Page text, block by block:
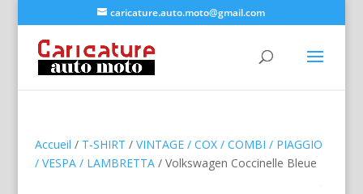
caricature.auto.moto@gmail.com
Accueil / T-SHIRT / VINTAGE / COX / COMBI / PIAGGIO
/ VESPA / LAMBRETTA/ Volkswagen Coccinelle Bleue